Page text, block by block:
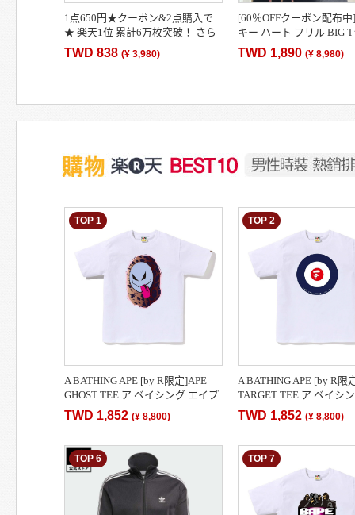
1点650円★クーポン&2点購入で
★ 楽天1位 累計6万枚突破！ さら
っと生地 リブ ワイド パンツ カジ
ュアル ボトムス 着…
TWD 838 (¥ 3,980)
[60％OFFクーポン配布
キー ハート フリル BIG
(cbm221)] レディース
ス ブラック …
TWD 1,890(¥ 8,980)
TOP 1
A BATHING APE [by R限定]APE
GHOST TEE ア ベイシング エイプ
トップス カットソー・Tシャツ[送
料無料]
TWD 1,852 (¥ 8,800)
TOP 2
A BATHING APE [by R限
TARGET TEE ア ベイシ
プ トップス カットソー
[送料無料]
TWD 1,852(¥ 8,800)
TOP 6 TOP 7